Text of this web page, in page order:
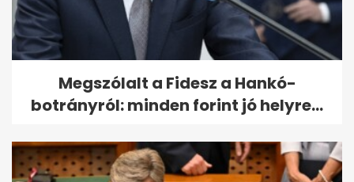
Megszólalt a Fidesz a Hankó-
botrányról: minden forint jó helyre...